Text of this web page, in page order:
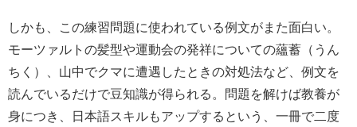
しかも、この練習問題に使われている例文がまた面白い。
モーツァルトの髪型や運動会の発祥についての蘊蓄（うん
ちく）、山中でクマに遭遇したときの対処法など、例文を
読んでいるだけで豆知識が得られる。問題を解けば教養が
身につき、日本語スキルもアップするという、一冊で二度